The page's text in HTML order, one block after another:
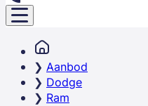
Aanbod
Dodge
Ram